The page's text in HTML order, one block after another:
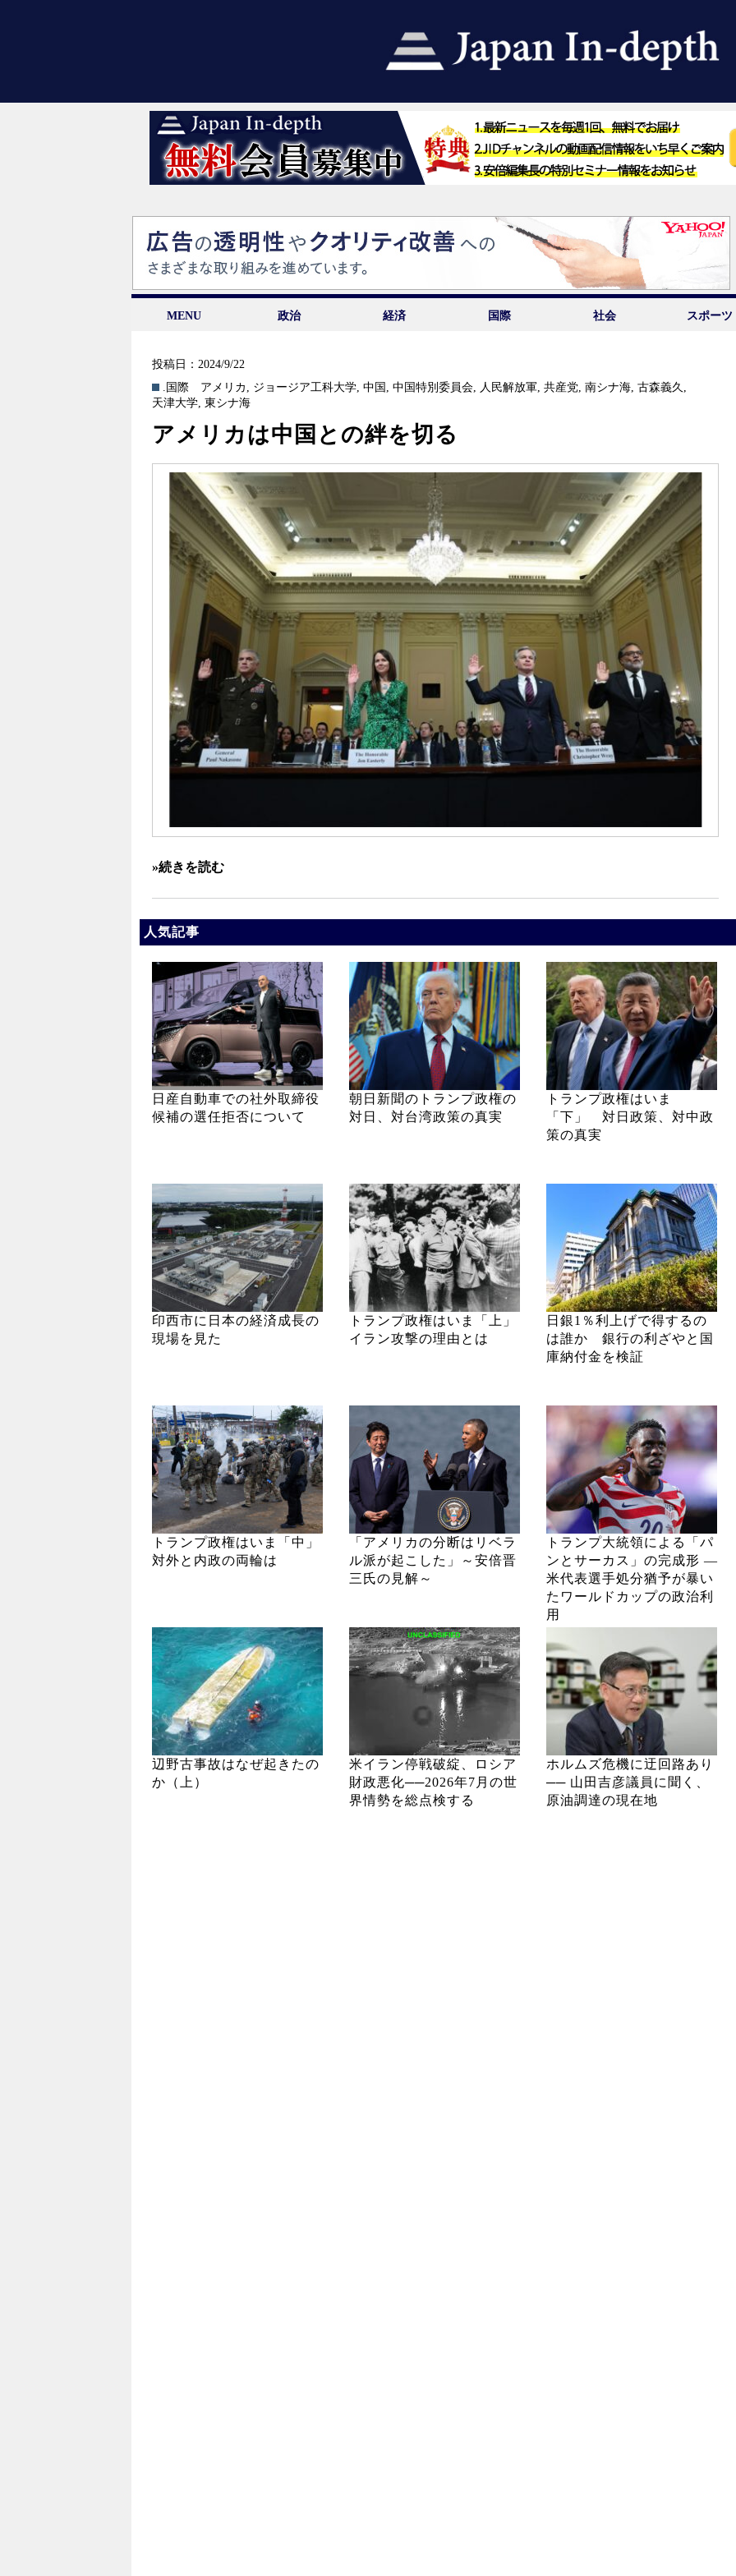
MENU 政治 経済 国際 社会 スポーツ
投稿日：2024/9/22
.国際
アメリカ , ジョージア工科大学,中国 ,中国特別委員会, 人民解放軍,共産党,南シナ海,古森義久 ,
天津大学, 東シナ海
アメリカは中国との絆を切る
»続きを読む
人気記事
日産自動車での社外取締役
候補の選任拒否について
朝日新聞のトランプ政権の
対日、対台湾政策の真実
トランプ政権はいま
「下」 対日政策、対中政
策の真実
印西市に日本の経済成長の
現場を見た
トランプ政権はいま「上」
イラン攻撃の理由とは
日銀1％利上げで得するの
は誰か 銀行の利ざやと国
庫納付金を検証
トランプ政権はいま「中」
対外と内政の両輪は
「アメリカの分断はリベラ
ル派が起こした」～安倍晋
三氏の見解～
トランプ大統領による「パ
ンとサーカス」の完成形 ―
米代表選手処分猶予が暴い
たワールドカップの政治利
用
辺野古事故はなぜ起きたの
か（上）
米イラン停戦破綻、ロシア
財政悪化──2026年7月の世
界情勢を総点検する
ホルムズ危機に迂回路あり
── 山田吉彦議員に聞く、
原油調達の現在地